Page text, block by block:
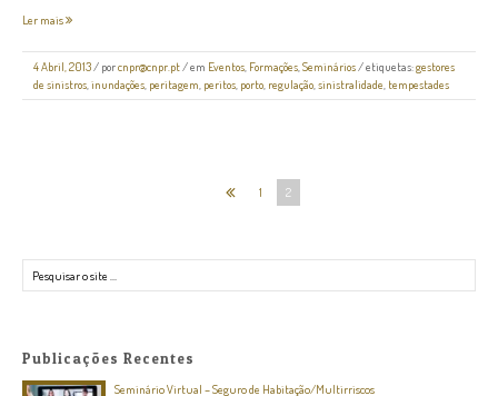
Ler mais
4 Abril, 2013/ porcnpr@cnpr.pt/ em Eventos, Formações,Seminários/ etiquetas:gestores
de sinistros,inundações, peritagem, peritos, porto, regulação,sinistralidade, tempestades
1 2
Publicações Recentes
Seminário Virtual – Seguro de Habitação/Multirriscos